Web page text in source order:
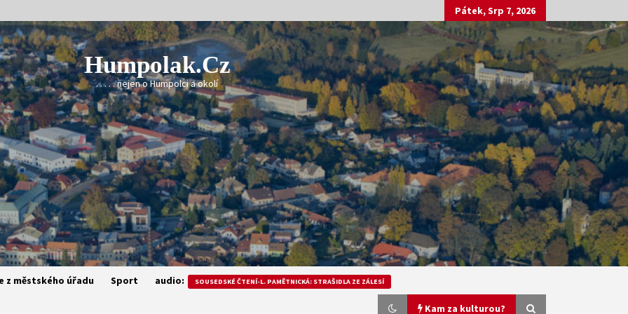
Pátek, Srp 7, 2026
Humpolak.cz
. . . . . nejen o Humpolci a okolí
z městského úřadu Sport audio: SOUSEDSKÉ ČTENÍ-L. PAMĚTNICKÁ: STRAŠIDLA ZE ZÁLESÍ
Kam za kulturou?